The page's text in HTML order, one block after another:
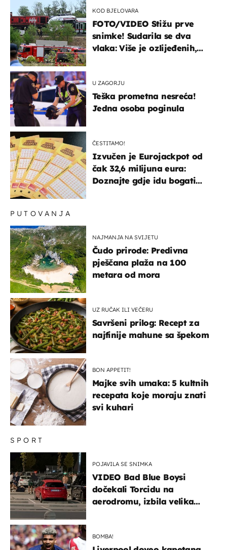
KOD BJELOVARA
FOTO/VIDEO Stižu prve
snimke! Sudarila se dva
vlaka: Više je ozlijeđenih,
U ZAGORJU
Teška prometna nesreća!
Jedna osoba poginula
ČESTITAMO!
Izvučen je Eurojackpot od
čak 32,6 milijuna eura:
Doznajte gdje idu bogati
SPORT
POJAVILA SE SNIMKA
VIDEO Bad Blue Boysi
dočekali Torcidu na
aerodromu, izbila velika
BOMBA!
PUTOVANJA
NAJMANJA NA SVIJETU
Čudo prirode: Predivna
pješčana plaža na 100
metara od mora
UZ RUČAK ILI VEČERU
Savršeni prilog: Recept za
najfinije mahune sa špekom
BON APPETIT!
Majke svih umaka: 5 kultnih
recepata koje moraju znati
svi kuhari